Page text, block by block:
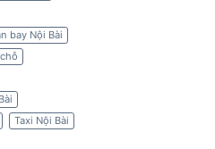
bay Nội Bài
Taxi Nội Bài